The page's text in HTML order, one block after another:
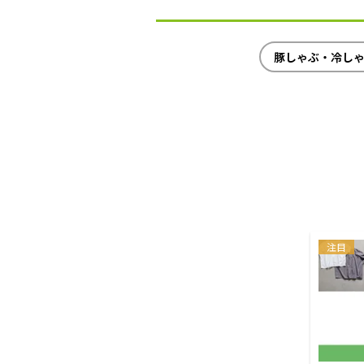
豚しゃぶ・冷し
注目